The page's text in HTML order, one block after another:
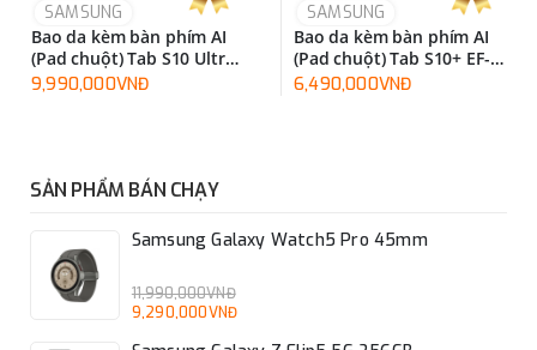
SAMSUNG
Bao da kèm bàn phím AI
(Pad chuột) Tab S10 Ultra
EF-DX925UBEGWW
9,990,000VNĐ
SAMSUNG
Bao da kèm bàn phím AI
(Pad chuột) Tab S10+ EF-
DX825UWEGWW
6,490,000VNĐ
SẢN PHẨM BÁN CHẠY
Samsung Galaxy Watch5 Pro 45mm
11,990,000VNĐ
9,290,000VNĐ